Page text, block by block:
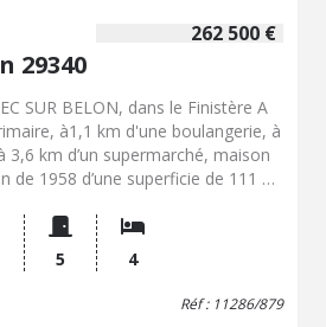
262 500 €
29340
SUR BELON, dans le Finistère A
à1,1 km d'une boulangerie, à
3,6 km d’un supermarché, maison
1958 d’une superficie de 111 m²
912m² environ. Offrant une vie
(environ 105m² de surface au
bénéficie également d’un sous-sol
lui conférant un potentiel
5 4
Réf : 11286/879